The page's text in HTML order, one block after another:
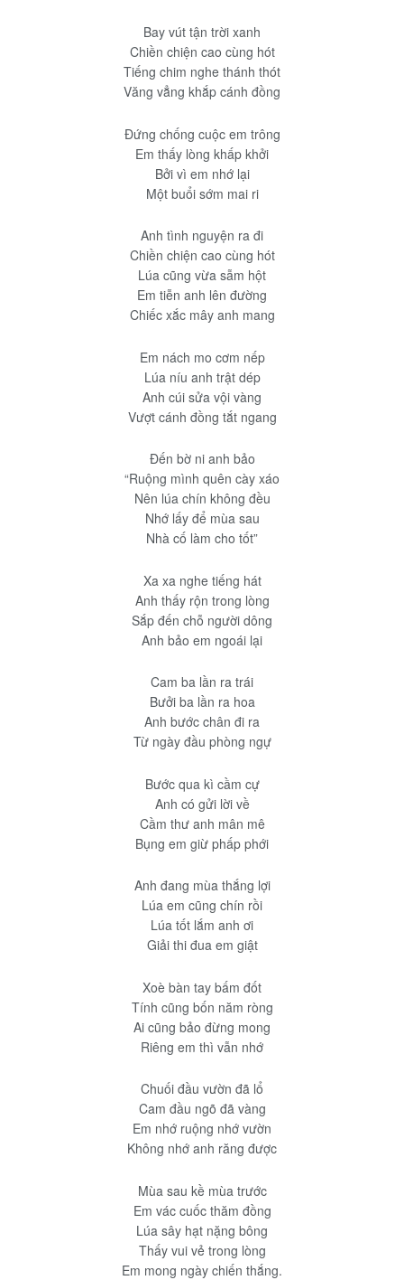
Bay vút tận trời xanh
Chiền chiện cao cùng hót
Tiếng chim nghe thánh thót
Văng vẳng khắp cánh đồng
Đứng chống cuộc em trông
Em thấy lòng khấp khởi
Bởi vì em nhớ lại
Một buổi sớm mai ri
Anh tình nguyện ra đi
Chiền chiện cao cùng hót
Lúa cũng vừa sẫm hột
Em tiễn anh lên đường
Chiếc xắc mây anh mang
Em nách mo cơm nếp
Lúa níu anh trật dép
Anh cúi sửa vội vàng
Vượt cánh đồng tắt ngang
Đến bờ ni anh bảo
“Ruộng mình quên cày xáo
Nên lúa chín không đều
Nhớ lấy để mùa sau
Nhà cố làm cho tốt”
Xa xa nghe tiếng hát
Anh thấy rộn trong lòng
Sắp đến chỗ người dông
Anh bảo em ngoái lại
Cam ba lần ra trái
Bưởi ba lần ra hoa
Anh bước chân đi ra
Từ ngày đầu phòng ngự
Bước qua kì cầm cự
Anh có gửi lời về
Cầm thư anh mân mê
Bụng em giừ phấp phới
Anh đang mùa thắng lợi
Lúa em cũng chín rồi
Lúa tốt lắm anh ơi
Giải thi đua em giật
Xoè bàn tay bấm đốt
Tính cũng bốn năm ròng
Ai cũng bảo đừng mong
Riêng em thì vẫn nhớ
Chuối đầu vườn đã lổ
Cam đầu ngõ đã vàng
Em nhớ ruộng nhớ vườn
Không nhớ anh răng được
Mùa sau kề mùa trước
Em vác cuốc thăm đồng
Lúa sây hạt nặng bông
Thấy vui vẻ trong lòng
Em mong ngày chiến thắng.